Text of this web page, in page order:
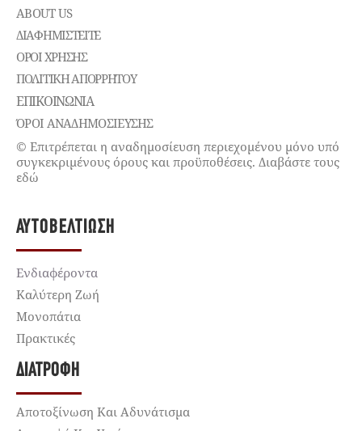
ABOUT US
ΔΙΑΦΗΜΙΣΤΕΊΤΕ
ΌΡΟΙ ΧΡΉΣΗΣ
ΠΟΛΙΤΙΚΉ ΑΠΟΡΡΉΤΟΥ
ΕΠΙΚΟΙΝΩΝΊΑ
ΌΡΟΙ ΑΝΑΔΗΜΟΣΙΕΥΣΗΣ
© Επιτρέπεται η αναδημοσίευση περιεχομένου μόνο υπό
συγκεκριμένους όρους και προϋποθέσεις. Διαβάστε τους
εδώ
ΑΥΤΟΒΕΛΤΊΩΣΗ
Ενδιαφέροντα
Καλύτερη Ζωή
Μονοπάτια
Πρακτικές
ΔΙΑΤΡΟΦΉ
Αποτοξίνωση Και Αδυνάτισμα